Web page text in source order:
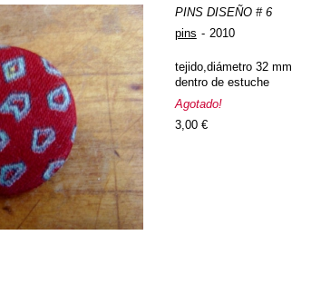
PINS DISEÑO # 6
pins
2010
tejido,diámetro 32 mm
dentro de estuche
Agotado!
3,00 €